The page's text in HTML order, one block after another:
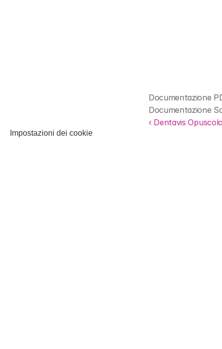
Documentazione
Documentazione
‹ Dentavis
Impostazioni dei cookie